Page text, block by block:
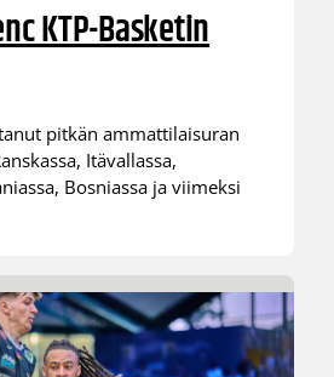
KTP-Basketin
pitkän ammattilaisuran
Itävallassa,
Bosniassa ja viimeksi